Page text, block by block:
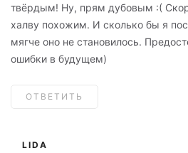
твёрдым! Ну, прям дубовым :(
халву похожим. И сколько бы я
мягче оно не становилось.
ошибки в будущем)
ОТВЕТИТЬ
LIDA